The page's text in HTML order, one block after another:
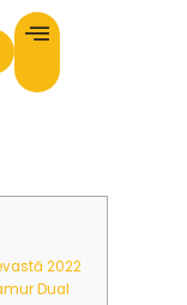
2022
Dual